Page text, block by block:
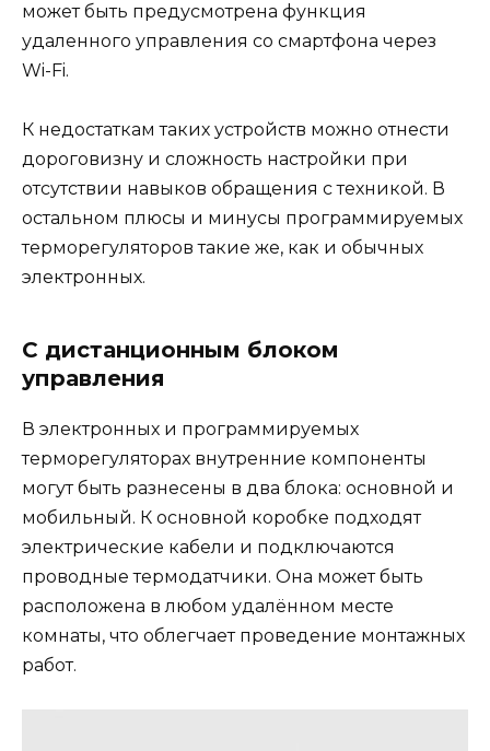
может быть предусмотрена функция
удаленного управления со смартфона через
Wi-Fi.
К недостаткам таких устройств можно отнести
дороговизну и сложность настройки при
отсутствии навыков обращения с техникой. В
остальном плюсы и минусы программируемых
терморегуляторов такие же, как и обычных
электронных.
С дистанционным блоком
управления
В электронных и программируемых
терморегуляторах внутренние компоненты
могут быть разнесены в два блока: основной и
мобильный. К основной коробке подходят
электрические кабели и подключаются
проводные термодатчики. Она может быть
расположена в любом удалённом месте
комнаты, что облегчает проведение монтажных
работ.